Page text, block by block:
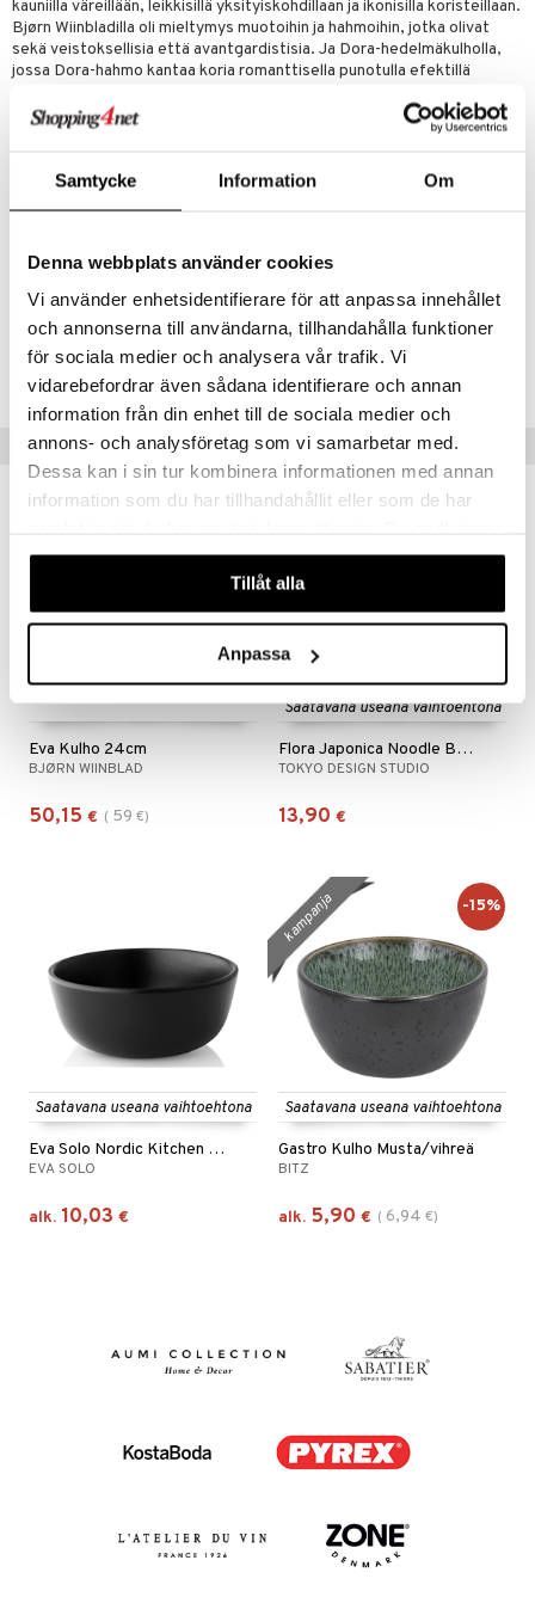
Samtycke Information Om
Denna webbplats använder cookies
Vi använder enhetsidentifierare för att anpassa innehållet
och annonserna till användarna, tillhandahålla funktioner
för sociala medier och analysera vår trafik. Vi
vidarebefordrar även sådana identifierare och annan
information från din enhet till de sociala medier och
annons- och analysföretag som vi samarbetar med.
Dessa kan i sin tur kombinera informationen med annan
information som du har tillhandahållit eller som de har
våra cookies vid fortsatt användande av vår webbplats.
Tillåt alla
Anpassa
kauniilla väreillään, leikkisillä yksityiskohdillaan ja ikonisilla koristeillaan.
Bjørn Wiinbladilla oli mieltymys muotoihin ja hahmoihin, jotka olivat
sekä veistoksellisia että avantgardistisia. Ja Dora-hedelmäkulholla,
jossa Dora-hahmo kantaa koria romanttisella punotulla efektillä
ovat saaneet inspiraationsa Bjørn Wiinbladin alkuperäisistä
taideteoksista. Iloinen ja unelmoiva Dora levittää elämää ja
väreillään.
Koko:
Halkaisija 25 cm
Tuotenumero
Suositut tuotteet
Eva Kulho 24cm
BJØRN WIINBLAD
50,15 € ( 59 €)
kampanja -15%
Saatavana useana vaihtoehtona
Flora Japonica Noodle Bowl 20.3cm
TOKYO DESIGN STUDIO
13,90 €
Saatavana useana vaihtoehtona
Eva Solo Nordic Kitchen Kulho
EVA SOLO
alk. 10,03 €
Saatavana useana vaihtoehtona
Gastro Kulho Musta/vihreä
BITZ
alk. 5,90 € ( 6,94 €)
kampanja -15%